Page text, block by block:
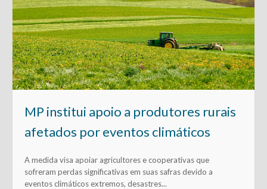
MP institui apoio a produtores rurais
afetados por eventos climáticos
A medida visa apoiar agricultores e cooperativas que
sofreram perdas significativas em suas safras devido a
eventos climáticos extremos, desastres...